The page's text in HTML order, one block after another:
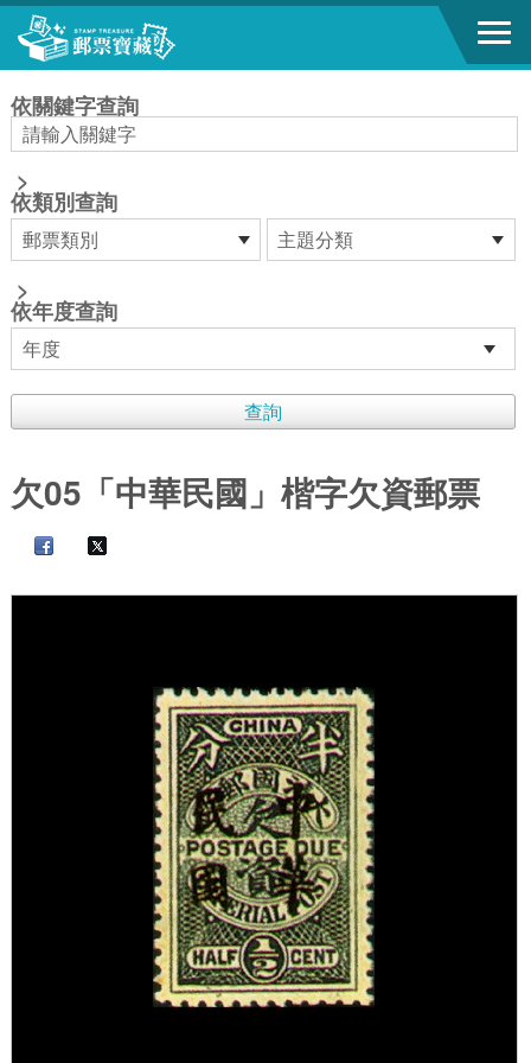
跳到主要內容區塊
依關鍵字查詢
>
依類別查詢
>
依年度查詢
欠05「中華民國」楷字欠資郵票